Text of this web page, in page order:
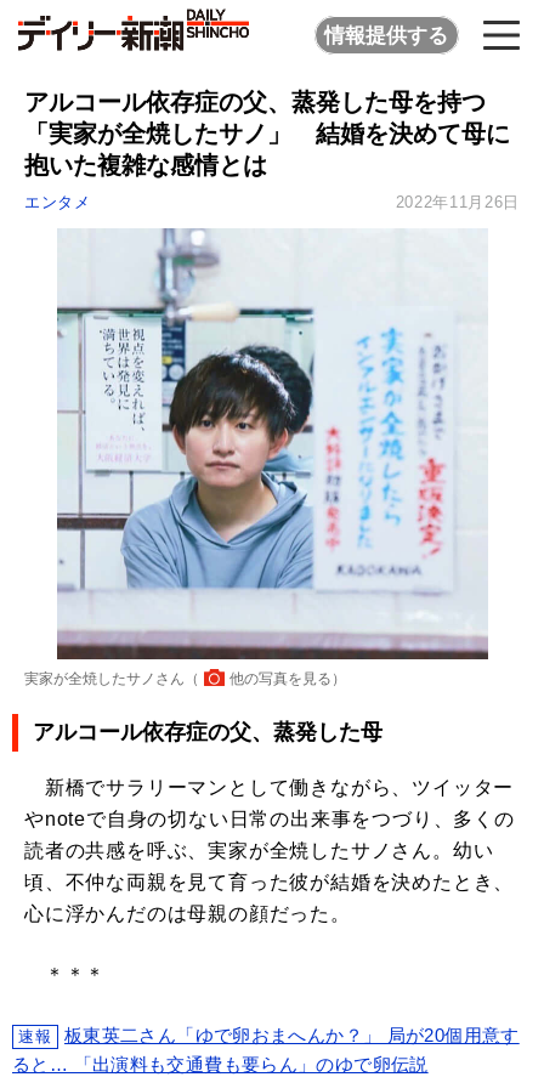
情報提供する
アルコール依存症の父、蒸発した母を持つ
「実家が全焼したサノ」 結婚を決めて母に
抱いた複雑な感情とは
エンタメ 2022年11月26日
実家が全焼したサノさん（ 他の写真を見る ）
アルコール依存症の父、蒸発した母
新橋でサラリーマンとして働きながら、ツイッター
やnoteで自身の切ない日常の出来事をつづり、多くの
読者の共感を呼ぶ、実家が全焼したサノさん。幼い
頃、不仲な両親を見て育った彼が結婚を決めたとき、
心に浮かんだのは母親の顔だった。
＊＊＊
速報
板東英二さん「ゆで卵おまへんか？」 局が20個用意す
ると… 「出演料も交通費も要らん」のゆで卵伝説